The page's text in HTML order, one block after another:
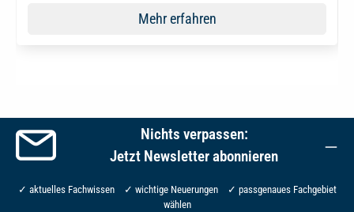
Mehr erfahren
Nichts verpassen:
Jetzt Newsletter abonnieren
✓ aktuelles Fachwissen ✓ wichtige Neuerungen ✓ passgenaues Fachgebiet
wählen